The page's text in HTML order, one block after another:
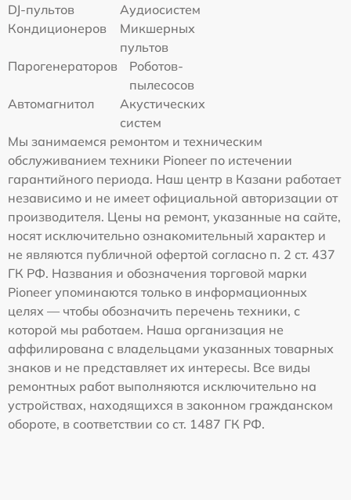
DJ-пультов
Аудиосистем
Кондиционеров
Микшерных
пультов
Парогенераторов
Роботов-
пылесосов
Автомагнитол
Акустических
систем
Мы занимаемся ремонтом и техническим
обслуживанием техники Pioneer по истечении
гарантийного периода. Наш центр в Казани работает
независимо и не имеет официальной авторизации от
производителя. Цены на ремонт, указанные на сайте,
носят исключительно ознакомительный характер и
не являются публичной офертой согласно п. 2 ст. 437
ГК РФ. Названия и обозначения торговой марки
Pioneer упоминаются только в информационных
целях — чтобы обозначить перечень техники, с
которой мы работаем. Наша организация не
аффилирована с владельцами указанных товарных
знаков и не представляет их интересы. Все виды
ремонтных работ выполняются исключительно на
устройствах, находящихся в законном гражданском
обороте, в соответствии со ст. 1487 ГК РФ.